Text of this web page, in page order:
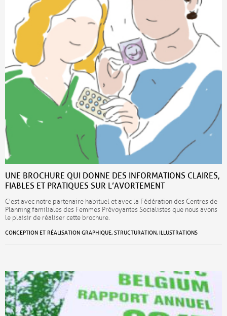
UNE BROCHURE QUI DONNE DES INFORMATIONS CLAIRES,
FIABLES ET PRATIQUES SUR L’AVORTEMENT
C'est avec notre partenaire habituel et avec la Fédération des Centres de
Planning familiales des Femmes Prévoyantes Socialistes que nous avons
le plaisir de réaliser cette brochure.
CONCEPTION ET RÉALISATION GRAPHIQUE, STRUCTURATION, ILLUSTRATIONS